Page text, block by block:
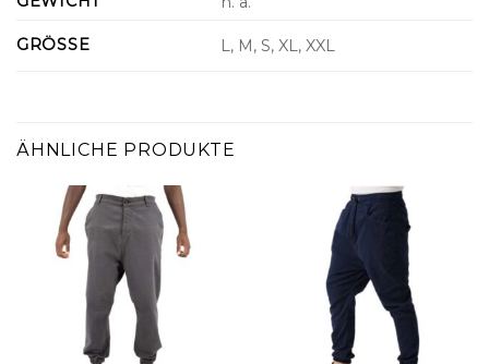
GRÖSSE L, M, S, XL, XXL
ÄHNLICHE PRODUKTE